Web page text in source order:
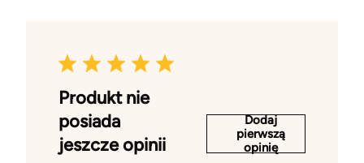
Produkt nie
posiada
jeszcze opinii
Dodaj
pierwszą
opinię